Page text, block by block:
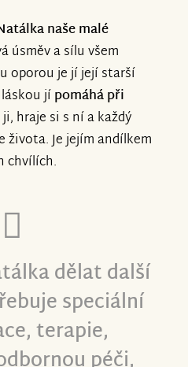
naše malé
úsměv a sílu všem
oporou je jí její starší
jípomáhá při
hraje si s ní a každý
života. Je jejím andílkem
chvílích.
dělat další
speciální
terapie,